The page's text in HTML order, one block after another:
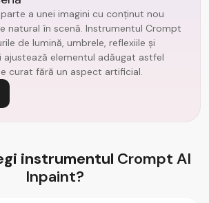
a unei imagini cu conținut nou
natural în scenă. Instrumentul Crompt
de lumină, umbrele, reflexiile și
elementul adăugat astfel
curat fără un aspect artificial.
instrumentul Crompt AI
Inpaint?